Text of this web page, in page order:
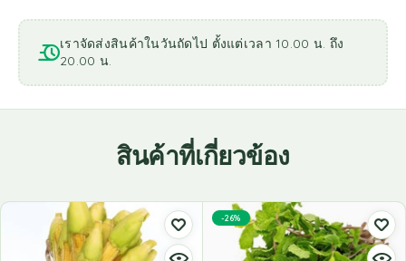
เราจัดส่งสินค้าในวันถัดไป ตั้งแต่เวลา 10.00 น. ถึง
20.00 น.
สินค้าที่เกี่ยวข้อง
-26%